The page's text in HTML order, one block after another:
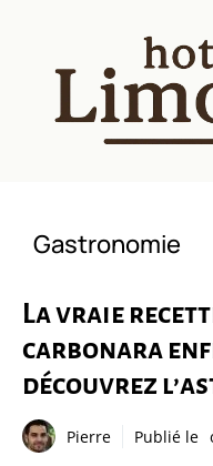
contenu
Gastronomie
La vraie
carbonara
découvrez
Pierre Publié le